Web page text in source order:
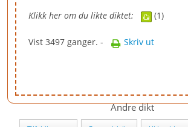
Klikk her om du likte diktet: (1)
Vist 3497 ganger. - Skriv ut
Andre dikt